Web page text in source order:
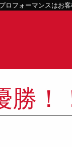
フォーマンスはお
！